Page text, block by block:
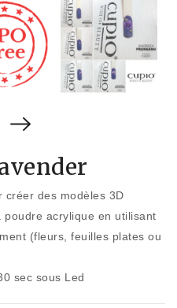
créer des modèles 3D
acrylique en utilisant
(fleurs, feuilles plates ou
sec sous Led